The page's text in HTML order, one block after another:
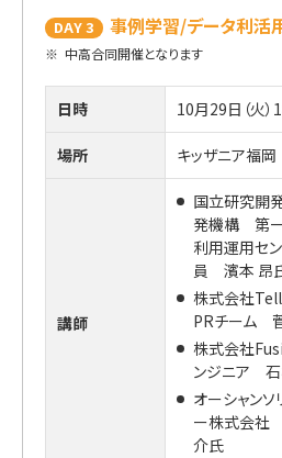
DAY 3 事例学習/データ利活
※ 中高合同開催となります
日時 10月29日（火）
場所 キッザニア福岡
講師
国立研究開
発機構 第
利用運用セ
員 濱本 昂
株式会社
PRチーム
株式会社
ンジニア
オーシャンソ
ー株式会
介氏